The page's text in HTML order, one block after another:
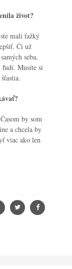
život?
mali ťažký
Či už
seba,
ľudí. Musíte si
by som
a chcela by
viac ako len